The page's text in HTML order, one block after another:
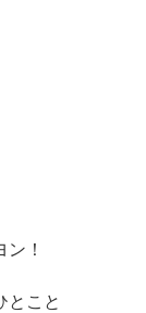
！
とこと